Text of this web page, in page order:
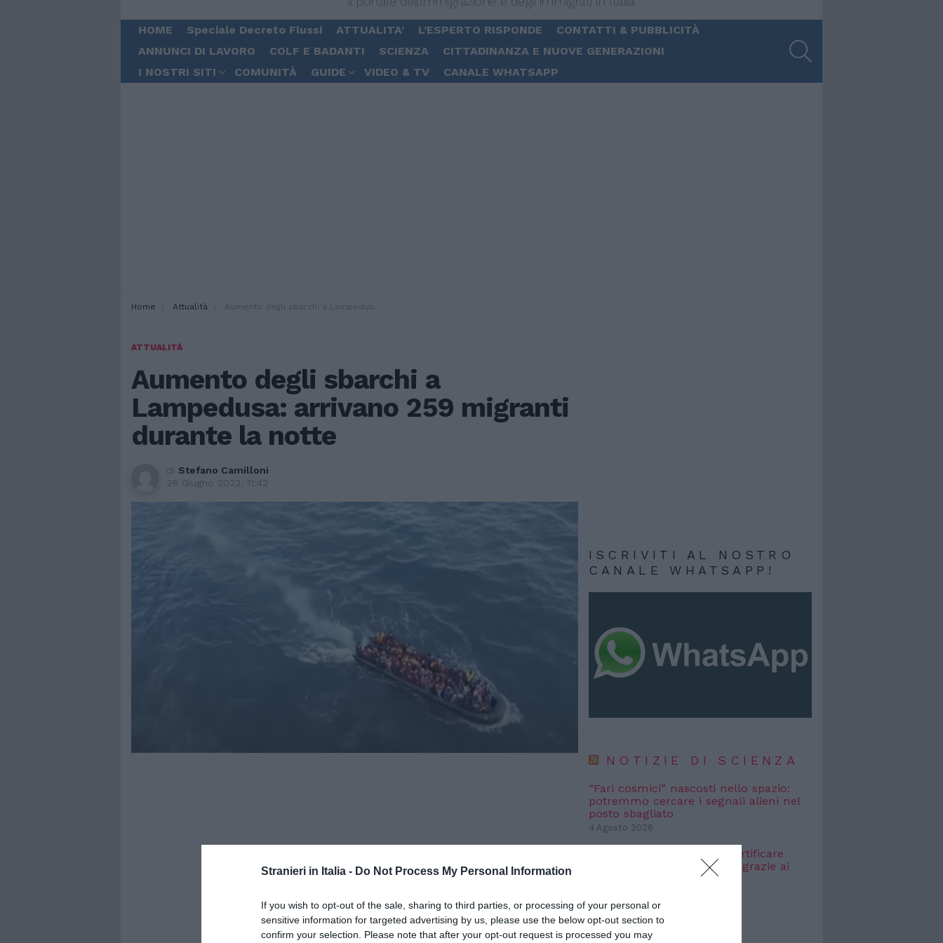
Stranieri in Italia - Do Not Process My Personal Information
If you wish to opt-out of the sale, sharing to third parties, or processing of your personal or
sensitive information for targeted advertising by us, please use the below opt-out section to
confirm your selection. Please note that after your opt-out request is processed you may
HOME Speciale Decreto Flussi ATTUALITA’ L’ESPERTO RISPONDE
CONTATTI & PUBBLICITÀ
ANNUNCI DI LAVORO
COLF E BADANTI SCIENZA
CITTADINANZA E NUOVE GENERAZIONI
I NOSTRI SITI
COMUNITÀ GUIDE VIDEO & TV CANALE WHATSAPP
You are here:
Home Attualità Aumento degli sbarchi a Lampedusa: arrivano 259 migranti durante la notte
ATTUALITÀ
Aumento degli sbarchi a
Lampedusa: arrivano 259 migranti
durante la notte
di Stefano Camilloni
28 Giugno 2023, 11:42
ISCRIVITI AL NOSTRO
CANALE WHATSAPP!
NOTIZIE DI SCIENZA
“Fari cosmici” nascosti nello spazio:
potremmo cercare i segnali alieni nel
posto sbagliato
4 Agosto 2026
ATLHAS e Galileo: come certificare
l’autenticità dei dati digitali grazie ai
NOTIZIE DI